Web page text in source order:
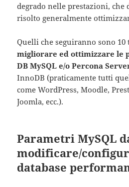
degrado nelle prestazioni, che
risolto generalmente
Quelli che seguiranno sono
migliorare ed ottimizzare le
DB MySQL e/o Percona
InnoDB (praticamente tutti
come WordPress, Moodle,
Joomla, ecc.).
Parametri MySQL
modificare/
database